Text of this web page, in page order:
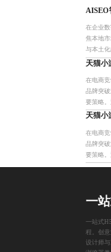
AISEO
在企业
焦本地
与本土
态优化
天猫小
在电商
品牌突
要策略
变机制
天猫小
在电商
品牌突
要策略
一
一站式
程。创
设计师